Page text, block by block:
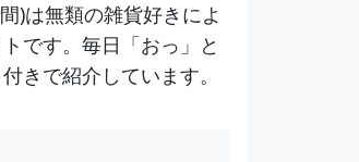
)は無類の雑貨好きによ
です。毎日「おっ」と
きで紹介しています。